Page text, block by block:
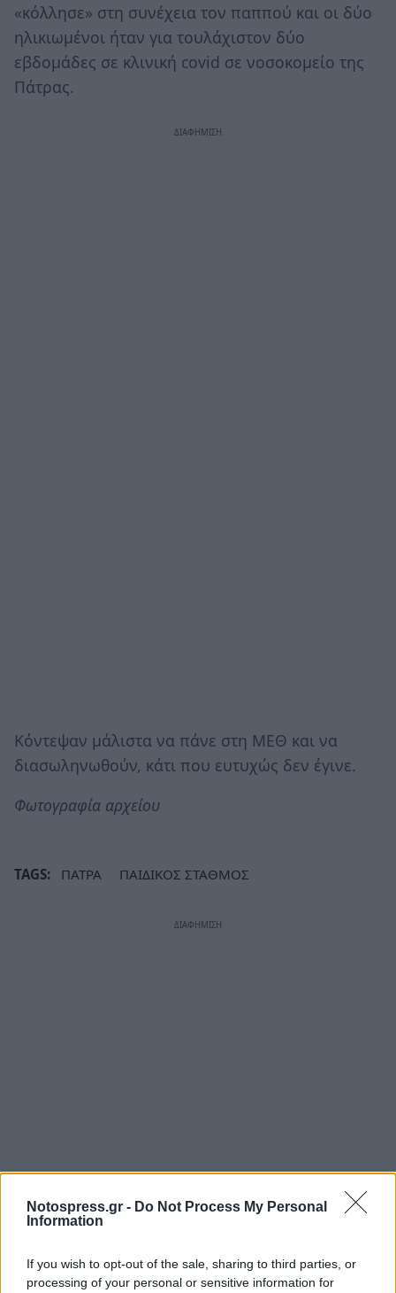
Notospress.gr - Do Not Process My Personal
Information
If you wish to opt-out of the sale, sharing to third parties, or
processing of your personal or sensitive information for
«κόλλησε» στη συνέχεια τον παππού και οι δύο
ηλικιωμένοι ήταν για τουλάχιστον δύο
εβδομάδες σε κλινική covid σε νοσοκομείο της
Πάτρας.
Κόντεψαν μάλιστα να πάνε στη ΜΕΘ και να
διασωληνωθούν, κάτι που ευτυχώς δεν έγινε.
Φωτογραφία αρχείου
TAGS: ΠΑΤΡΑ ΠΑΙΔΙΚΟΣ ΣΤΑΘΜΟΣ